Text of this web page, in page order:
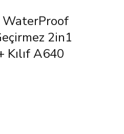
WaterProof
2in1
Kılıf A640